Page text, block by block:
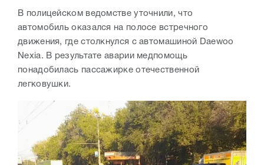
В полицейском ведомстве уточнили, что
автомобиль оказался на полосе встречного
движения, где столкнулся с автомашиной Daewoo
Nexia. В результате аварии медпомощь
понадобилась пассажирке отечественной
легковушки.